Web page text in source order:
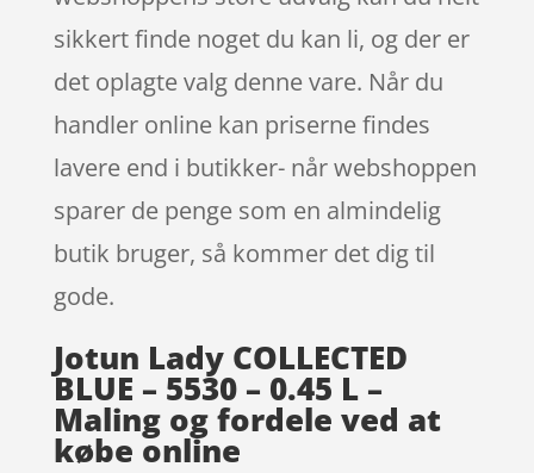
sikkert finde noget du kan li, og der er
det oplagte valg denne vare. Når du
handler online kan priserne findes
lavere end i butikker- når webshoppen
sparer de penge som en almindelig
butik bruger, så kommer det dig til
gode.
Jotun Lady COLLECTED
BLUE – 5530 – 0.45 L –
Maling og fordele ved at
købe online